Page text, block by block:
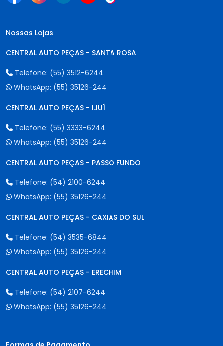
Nossas Lojas
CENTRAL AUTO PEÇAS - SANTA ROSA
Telefone: (55) 3512-6244
WhatsApp: (55) 35126-244
CENTRAL AUTO PEÇAS - IJUÍ
Telefone: (55) 3333-6244
WhatsApp: (55) 35126-244
CENTRAL AUTO PEÇAS - PASSO FUNDO
Telefone: (54) 2100-6244
WhatsApp: (55) 35126-244
CENTRAL AUTO PEÇAS - CAXIAS DO SUL
Telefone: (54) 3535-6844
WhatsApp: (55) 35126-244
CENTRAL AUTO PEÇAS - ERECHIM
Telefone: (54) 2107-6244
WhatsApp: (55) 35126-244